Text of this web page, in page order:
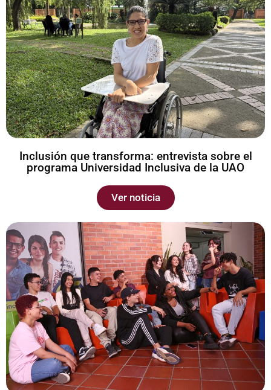
Inclusión que transforma: entrevista sobre el
programa Universidad Inclusiva de la UAO
Ver noticia